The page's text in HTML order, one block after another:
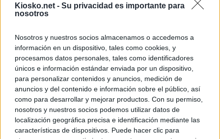
Kiosko.net - Su privacidad es importante para
nosotros
Nosotros y nuestros socios almacenamos o accedemos a
información en un dispositivo, tales como cookies, y
procesamos datos personales, tales como identificadores
únicos e información estándar enviada por un dispositivo,
para personalizar contenidos y anuncios, medición de
anuncios y del contenido e información sobre el público, así
como para desarrollar y mejorar productos. Con su permiso,
nosotros y nuestros socios podemos utilizar datos de
localización geográfica precisa e identificación mediante las
características de dispositivos. Puede hacer clic para